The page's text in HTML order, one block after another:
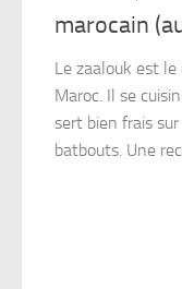
marocain
Le zaalouk est le
Maroc. Il se
sert bien frais
batbouts. Une